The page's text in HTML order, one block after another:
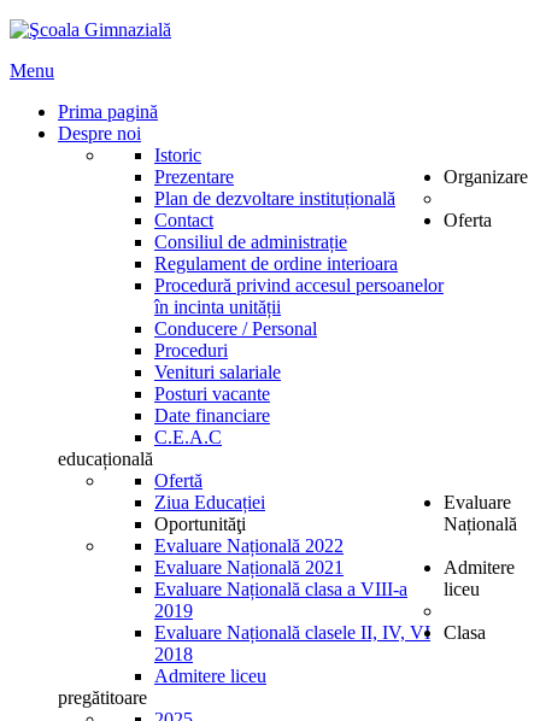
Menu
Prima pagină
Despre noi
Istoric
Prezentare
Plan de dezvoltare instituțională
Contact
Organizare
Consiliul de administrație
Regulament de ordine interioara
Procedură privind accesul persoanelor
în incinta unității
Conducere / Personal
Proceduri
Venituri salariale
Posturi vacante
Date financiare
C.E.A.C
Oferta
educațională
Ofertă
Ziua Educației
Oportunităţi
Evaluare
Națională
Evaluare Națională 2022
Evaluare Națională 2021
Evaluare Națională clasa a VIII-a
2019
Evaluare Națională clasele II, IV, VI
2018
Admitere
liceu
Admitere liceu
Clasa
pregătitoare